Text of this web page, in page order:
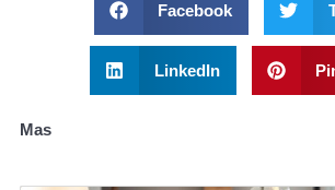
Facebook
LinkedIn
Mas